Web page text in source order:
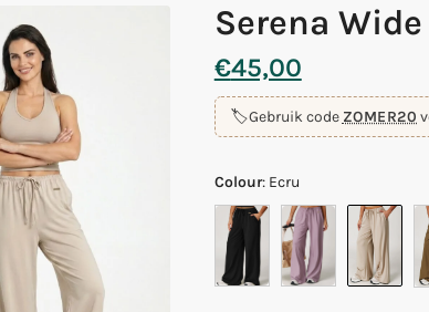
Serena
€45,00
🏷️Gebruik code ZOMER20
Colour: Ecru